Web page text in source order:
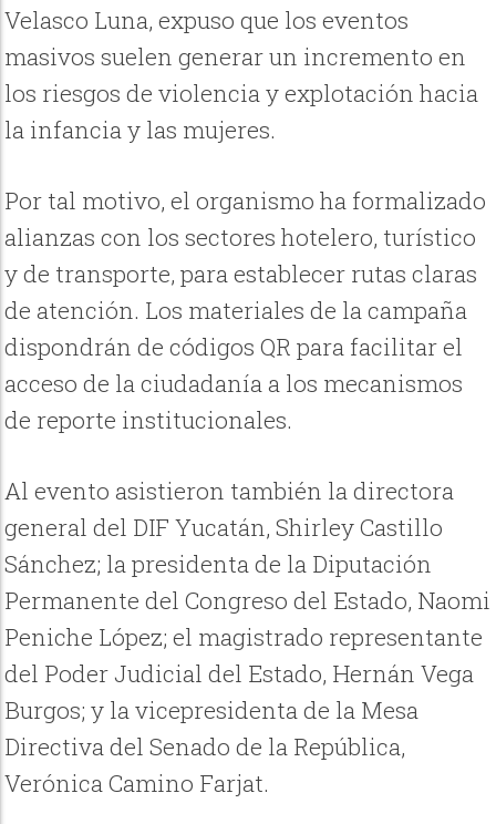
Velasco Luna, expuso que los eventos
masivos suelen generar un incremento en
los riesgos de violencia y explotación hacia
la infancia y las mujeres.
Por tal motivo, el organismo ha formalizado
alianzas con los sectores hotelero, turístico
y de transporte, para establecer rutas claras
de atención. Los materiales de la campaña
dispondrán de códigos QR para facilitar el
acceso de la ciudadanía a los mecanismos
de reporte institucionales.
Al evento asistieron también la directora
general del DIF Yucatán, Shirley Castillo
Sánchez; la presidenta de la Diputación
Permanente del Congreso del Estado, Naomi
Peniche López; el magistrado representante
del Poder Judicial del Estado, Hernán Vega
Burgos; y la vicepresidenta de la Mesa
Directiva del Senado de la República,
Verónica Camino Farjat.